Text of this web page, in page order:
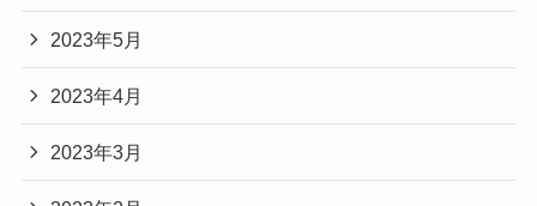
2023年5月
2023年4月
2023年3月